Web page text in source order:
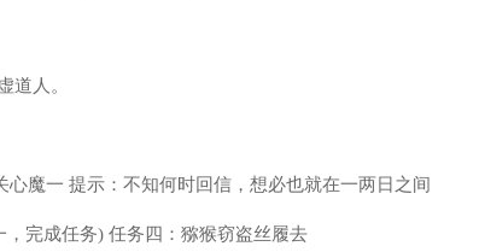
道人。
魔一 提示：不知何时回信，想必也就在一两日之间
完成任务) 任务四：猕猴窃盗丝履去